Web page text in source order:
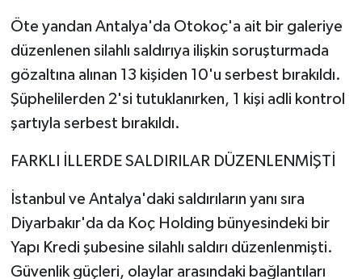
Öte yandan Antalya'da Otokoç'a ait bir galeriye
düzenlenen silahlı saldırıya ilişkin soruşturmada
gözaltına alınan 13 kişiden 10'u serbest bırakıldı.
Şüphelilerden 2'si tutuklanırken, 1 kişi adli kontrol
şartıyla serbest bırakıldı.
FARKLI İLLERDE SALDIRILAR DÜZENLENMİŞTİ
İstanbul ve Antalya'daki saldırıların yanı sıra
Diyarbakır'da da Koç Holding bünyesindeki bir
Yapı Kredi şubesine silahlı saldırı düzenlenmişti.
Güvenlik güçleri, olaylar arasındaki bağlantıları